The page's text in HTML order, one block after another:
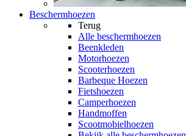
Beschermhoezen
Terug
Alle beschermhoezen
Beenkleden
Motorhoezen
Scooterhoezen
Barbeque Hoezen
Fietshoezen
Camperhoezen
Handmoffen
Scootmobielhoezen